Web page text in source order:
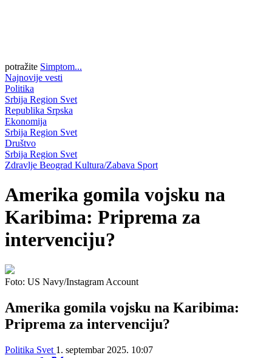
potražite Simptom...
Najnovije vesti
Politika
Srbija Region Svet
Republika Srpska
Ekonomija
Srbija Region Svet
Društvo
Srbija Region Svet
Zdravlje Beograd Kultura/Zabava Sport
Amerika gomila vojsku na
Karibima: Priprema za
intervenciju?
Foto: US Navy/Instagram Account
Amerika gomila vojsku na Karibima:
Priprema za intervenciju?
Politika Svet 1. septembar 2025. 10:07